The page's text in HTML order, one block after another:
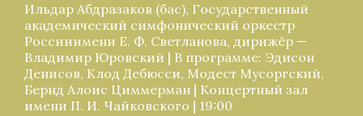
Ильдар Абдразаков (бас), Государственный
академический симфонический оркестр
Россииимени Е. Ф. Светланова, дирижёр —
Владимир Юровский | В программе: Эдисон
Денисов, Клод Дебюсси, Модест Мусоргский,
Бернд Алоис Циммерман | Концертный зал
имени П. И. Чайковского | 19:00